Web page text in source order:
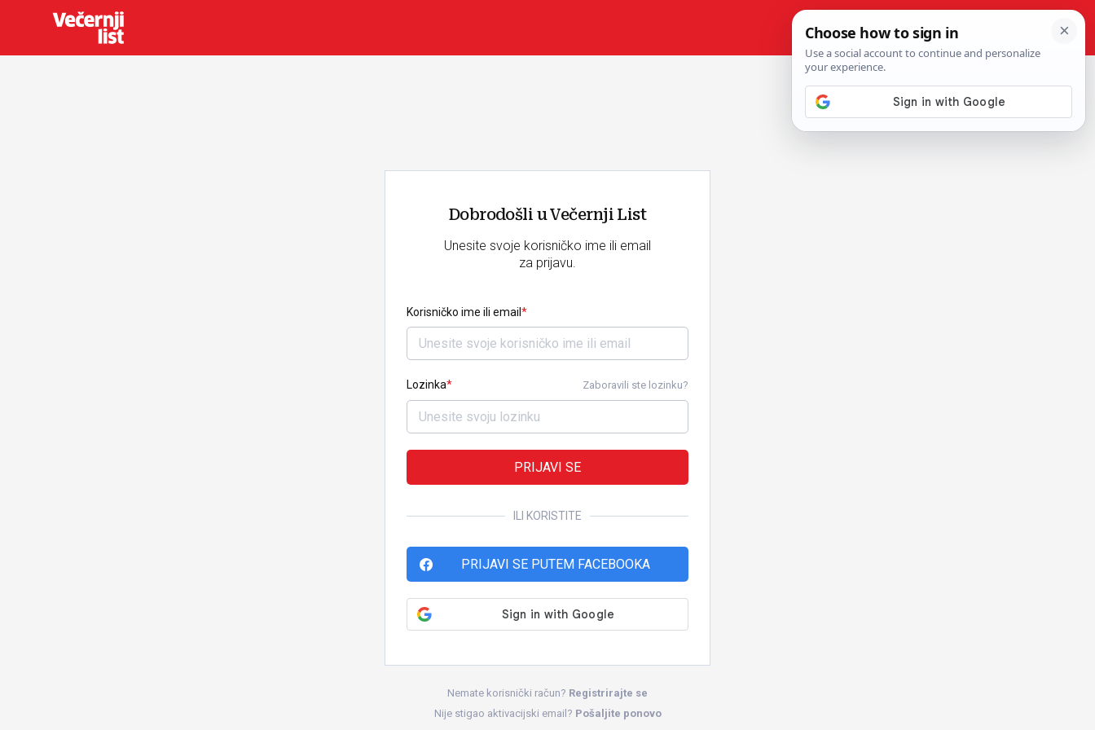
Dobrodošli u Večernji List
Unesite svoje korisničko ime ili email
za prijavu.
Korisničko ime ili email
Lozinka Zaboravili ste lozinku?
PRIJAVI SE
ILI KORISTITE
PRIJAVI SE PUTEM FACEBOOKA
Nemate korisnički račun? Registrirajte se
Nije stigao aktivacijski email? Pošaljite ponovo